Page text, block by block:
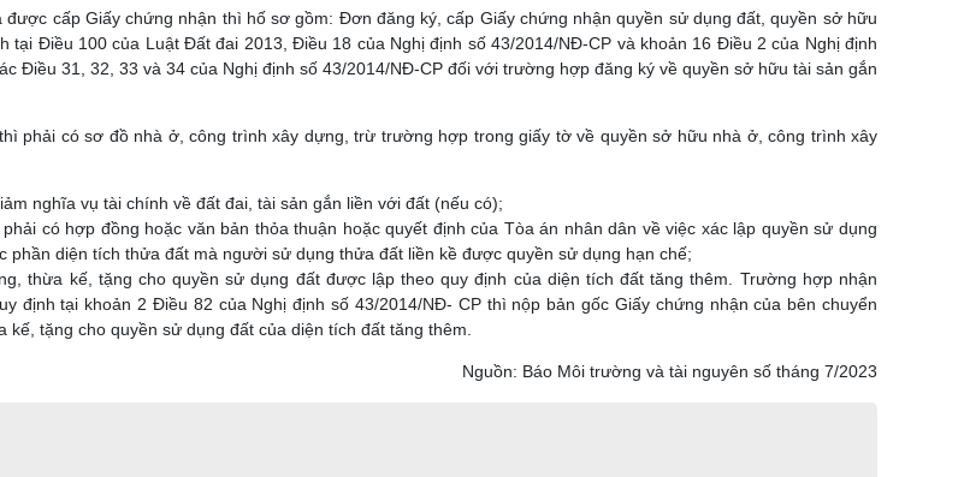
cấp Giấy chứng nhận thì hố sơ gồm: Đơn đăng ký, cấp Giấy chứng nhận quyền sử dụng đất, quyền sở hữu
Điều 100 của Luật Đất đai 2013, Điều 18 của Nghị định số 43/2014/NĐ-CP và khoản 16 Điều 2 của Nghị định
Điều 31, 32, 33 và 34 của Nghị định số 43/2014/NĐ-CP đối với trường hợp đăng ký về quyền sở hữu tài sản gắn
phải có sơ đồ nhà ở, công trình xây dựng, trừ trường hợp trong giấy tờ về quyền sở hữu nhà ở, công trình xây
nghĩa vụ tài chính về đất đai, tài sản gắn liền với đất (nếu có);
có hợp đồng hoặc văn bản thỏa thuận hoặc quyết định của Tòa án nhân dân về việc xác lập quyền sử dụng
diện tích thửa đất mà người sử dụng thửa đất liền kề được quyền sử dụng hạn chế;
thừa kế, tặng cho quyền sử dụng đất được lập theo quy định của diện tích đất tăng thêm. Trường hợp nhận
định tại khoản 2 Điều 82 của Nghị định số 43/2014/NĐ- CP thì nộp bản gốc Giấy chứng nhận của bên chuyển
tặng cho quyền sử dụng đất của diện tích đất tăng thêm.
Nguồn: Báo Môi trường và tài nguyên số tháng 7/2023